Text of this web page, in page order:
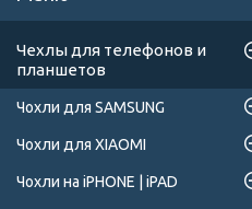
Чехлы для телефонов и
планшетов
Чохли для SAMSUNG
Чохли для XIAOMI
Чохли на iPHONE | iPAD